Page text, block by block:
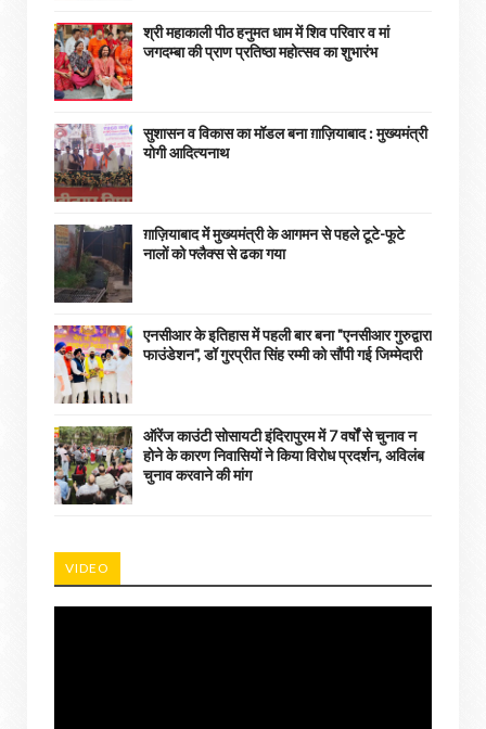
श्री महाकाली पीठ हनुमत धाम में शिव परिवार व मां
जगदम्बा की प्राण प्रतिष्ठा महोत्सव का शुभारंभ
सुशासन व विकास का मॉडल बना ग़ाज़ियाबाद : ​मुख्यमंत्री
योगी आदित्यनाथ
ग़ाज़ियाबाद में मुख्यमंत्री के आगमन से पहले टूटे-फूटे
नालों को फ्लैक्स से ढका गया
एनसीआर के इतिहास में पहली बार बना "एनसीआर गुरुद्वारा
फाउंडेशन", डॉ गुरप्रीत सिंह रम्मी को सौंपी गई जिम्मेदारी
ऑरेंज काउंटी सोसायटी इंदिरापुरम में 7 वर्षों से चुनाव न
होने के कारण निवासियों ने किया विरोध प्रदर्शन, अविलंब
चुनाव करवाने की मांग
VIDEO